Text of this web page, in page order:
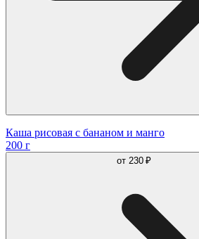
Каша рисовая с бананом и манго
200 г
от 230 ₽